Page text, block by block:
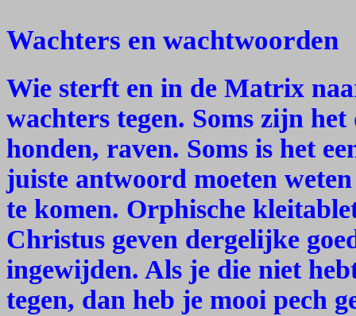
Wachters en wachtwoorden
Wie sterft en in de Matrix
wachters tegen. Soms zijn
honden, raven. Soms is het
juiste antwoord moeten
te komen. Orphische
Christus geven dergelijke
ingewijden. Als je die niet
tegen, dan heb je mooi pech